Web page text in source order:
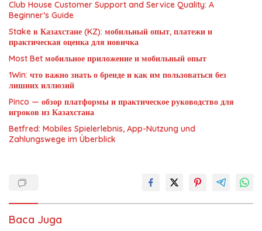
Club House Customer Support and Service Quality: A
Beginner’s Guide
Stake в Казахстане (KZ): мобильный опыт, платежи и
практическая оценка для новичка
Most Bet мобильное приложение и мобильный опыт
1Win: что важно знать о бренде и как им пользоваться без
лишних иллюзий
Pinco — обзор платформы и практическое руководство для
игроков из Казахстана
Betfred: Mobiles Spielerlebnis, App-Nutzung und
Zahlungswege im Überblick
Baca Juga